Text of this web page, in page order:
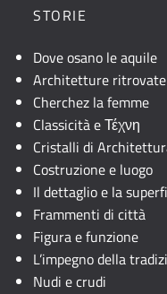
STORIE
Dove osano le aquile
Architetture ritrovate
Cherchez la femme
Classicità e Τέχνη
Cristalli di
Costruzione e luogo
Il dettaglio e la
Frammenti di città
Figura e funzione
L’impegno della
Nudi e crudi